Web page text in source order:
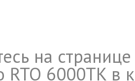
на
RTQ 6000TK в